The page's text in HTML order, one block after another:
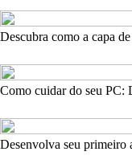
Descubra como a capa
Como cuidar do seu PC:
Desenvolva seu primeiro